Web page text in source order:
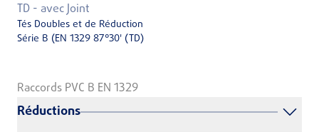
TD - avec Joint
Tés Doubles et de Réduction
Série B (EN 1329 87°30' (TD)
Raccords PVC B EN 1329
Réductions